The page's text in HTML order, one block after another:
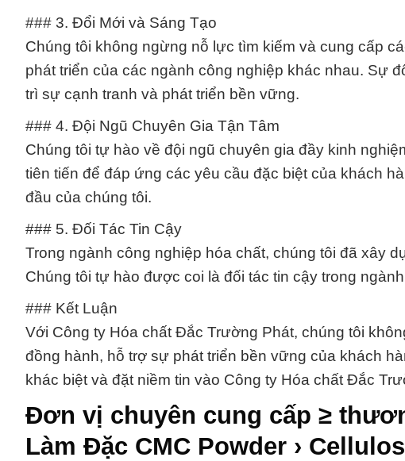
### 3. Đổi Mới và Sáng Tạo
Chúng tôi không ngừng nỗ lực tìm kiếm và cung cấp
phát triển của các ngành công nghiệp khác nhau. Sự
trì sự cạnh tranh và phát triển bền vững.
### 4. Đội Ngũ Chuyên Gia Tận Tâm
Chúng tôi tự hào về đội ngũ chuyên gia đầy kinh
tiên tiến để đáp ứng các yêu cầu đặc biệt của khách
đầu của chúng tôi.
### 5. Đối Tác Tin Cậy
Trong ngành công nghiệp hóa chất, chúng tôi đã xây
Chúng tôi tự hào được coi là đối tác tin cậy trong
### Kết Luận
Với Công ty Hóa chất Đắc Trường Phát, chúng tôi
đồng hành, hỗ trợ sự phát triển bền vững của khách
khác biệt và đặt niềm tin vào Công ty Hóa chất Đắc
Đơn vị chuyên cung cấp ≥
Làm Đặc CMC Powder ›